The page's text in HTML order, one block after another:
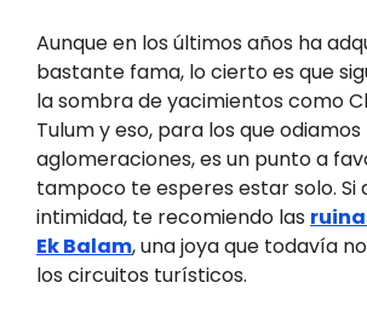
Aunque en los últimos años ha
bastante fama, lo cierto es que
la sombra de yacimientos como
Tulum y eso, para los que odiamos
aglomeraciones, es un punto a
tampoco te esperes estar solo. Si
intimidad, te recomiendo las
Ek Balam, una joya que todavía
los circuitos turísticos.